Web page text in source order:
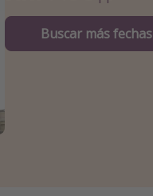
Buscar más fechas